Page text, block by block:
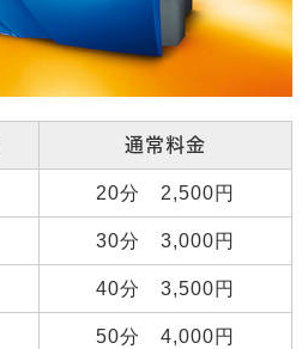
通常料金
20分 2,500円
30分 3,000円
40分 3,500円
50分 4,000円